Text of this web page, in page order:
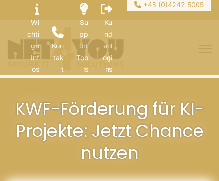
Wi
chti
ge
Inf
os
Kon
tak
t
Su
pp
ort
Too
ls
Ku
nd
enl
ogi
ns
+43 (0)4242 5005
KWF-Förderung für KI-
Projekte: Jetzt Chance
nutzen